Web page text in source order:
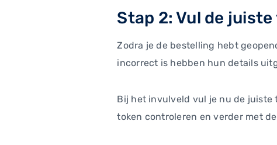
Stap 2: Vul de
Zodra je de bestelling hebt
incorrect is hebben hun details
Bij het invulveld vul je nu de juiste
token controleren en verder met